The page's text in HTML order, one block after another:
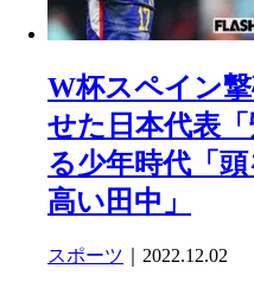
W杯スペイン
せた日本代表
る少年時代「
高い田中」
スポーツ ｜2022.12.02